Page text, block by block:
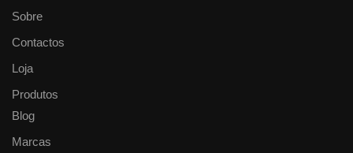
Sobre
Contactos
Loja
Produtos
Blog
Marcas